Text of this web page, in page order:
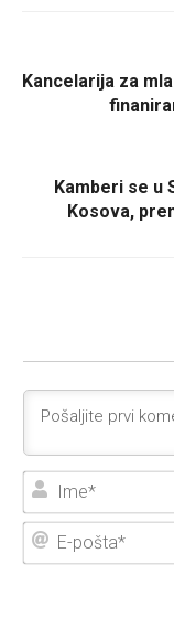
Kancelarija za
Kamberi se u
Kosova,